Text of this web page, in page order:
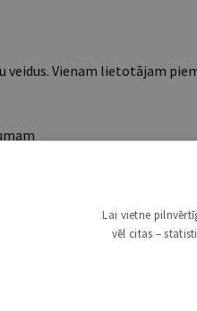
Vienam lietotājam
– 24 h/7 d.
2000 autoru
grāmatžurnāli
piezīmes, citāti, mapes
Lai vietne
vēl citas –